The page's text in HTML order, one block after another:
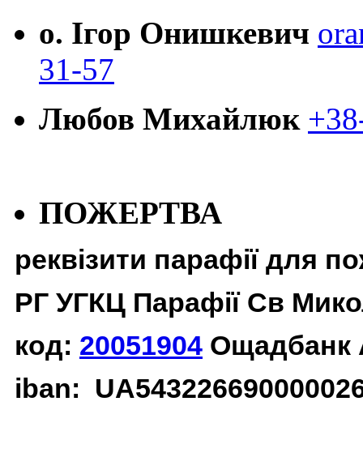
о. Ігор Онишкевич
31-57
Любов Михайлюк
ПОЖЕРТВА
реквізити парафії для
РГ УГКЦ Парафії Св
код: 20051904 Ощадбанк
iban: